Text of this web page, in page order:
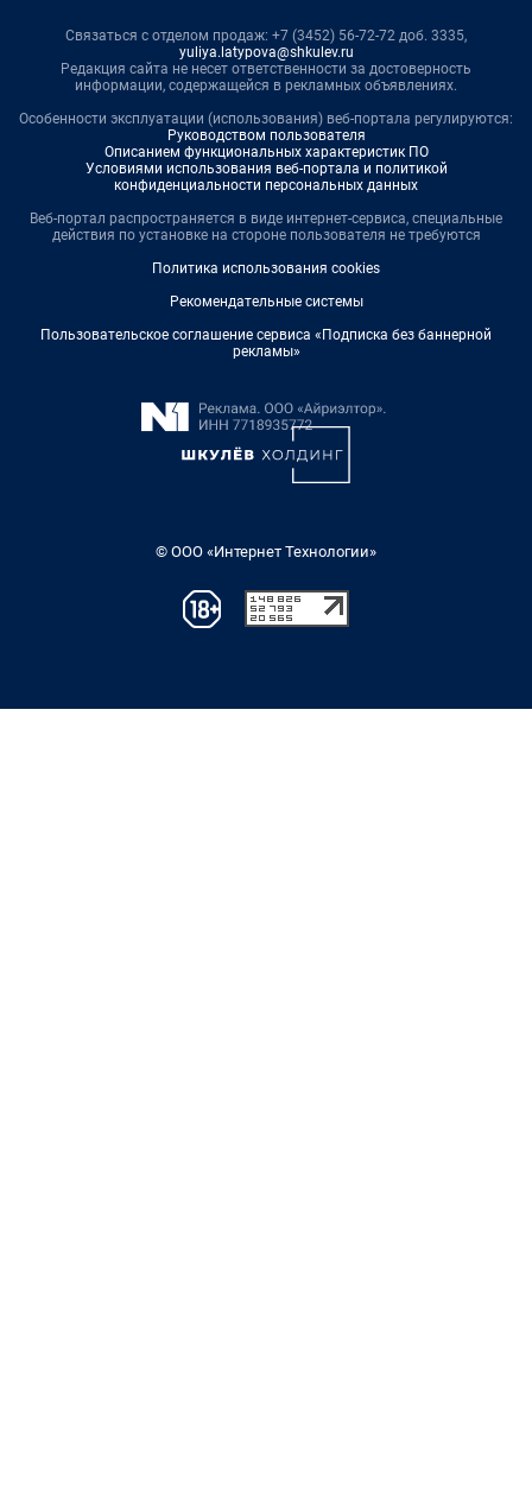
Связаться с отделом продаж: +7 (3452) 56-72-72 доб. 3335,
yuliya.latypova@shkulev.ru
Редакция сайта не несет ответственности за достоверность
информации, содержащейся в рекламных объявлениях.
Особенности эксплуатации (использования) веб-портала регулируются:
Руководством пользователя
Описанием функциональных характеристик ПО
Условиями использования веб-портала и политикой
конфиденциальности персональных данных
Веб-портал распространяется в виде интернет-сервиса, специальные
действия по установке на стороне пользователя не требуются
Политика использования cookies
Рекомендательные системы
Пользовательское соглашение сервиса «Подписка без баннерной
рекламы»
© ООО «Интернет Технологии»